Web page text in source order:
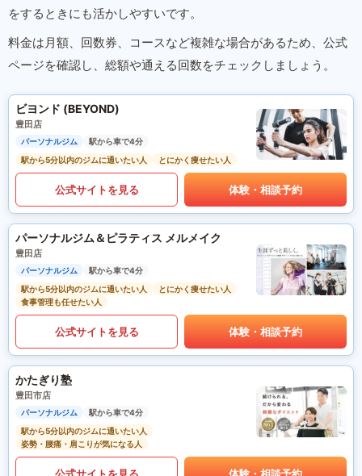
をするときにも活かしやすいです。
料金は月額、回数券、コースなど複雑な場合があるため、公式
ページを確認し、総額や通える回数をチェックしましょう。
ビヨンド (BEYOND)
豊田店
パーソナルジム
駅から車で4分
駅から5分以内のジムに通いたい人
とにかく痩せたい人
公式サイトを見る 体験・相談予約
パーソナルジム＆ピラティス メルメイク
豊田店
パーソナルジム
駅から車で4分
駅から5分以内のジムに通いたい人
とにかく痩せたい人
食事管理も任せたい人
公式サイトを見る 体験・相談予約
かたぎり塾
豊田市店
パーソナルジム
駅から車で4分
駅から5分以内のジムに通いたい人
姿勢・腰痛・肩こりが気になる人